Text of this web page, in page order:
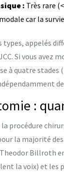
: Très rare
car la
types, appelés
Si vous avez
à quatre
:
la procédure
la majorité des
Billroth
la voix) et les